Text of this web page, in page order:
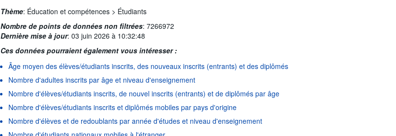
Thème: Éducation et compétences > Étudiants
Nombre de points de données non filtrées:7266972
Dernière mise à jour:03 juin 2026 à 10:32:48
Ces données pourraient également vous intéresser :
Âge moyen des élèves/étudiants inscrits, des nouveaux inscrits (entrants) et des diplômés
Nombre d'adultes inscrits par âge et niveau d'enseignement
Nombre d'élèves/étudiants inscrits, de nouvel inscrits (entrants) et de diplômés par âge
Nombre d'élèves/étudiants inscrits et diplômés mobiles par pays d'origine
Nombre d'élèves et de redoublants par année d'études et niveau d'enseignement